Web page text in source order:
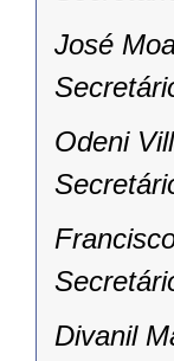
José
Odeni
Divanil